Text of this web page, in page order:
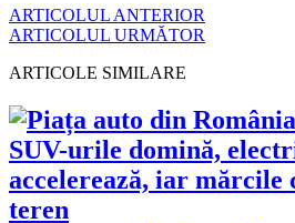
ARTICOLUL ANTERIOR
ARTICOLUL URMĂTOR
ARTICOLE SIMILARE